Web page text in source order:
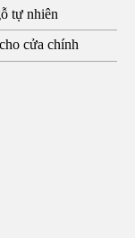
tự nhiên
cửa chính